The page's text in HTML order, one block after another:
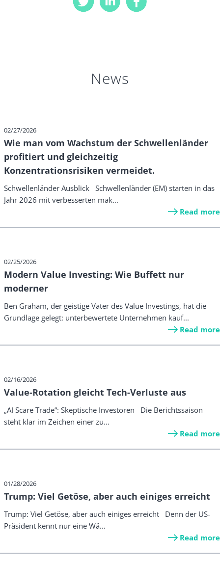
News
02/27/2026
Wie man vom Wachstum der Schwellenländer
profitiert und gleichzeitig
Konzentrationsrisiken vermeidet.
Schwellenländer Ausblick Schwellenländer (EM) starten in das
Jahr 2026 mit verbesserten mak...
Read more
02/25/2026
Modern Value Investing: Wie Buffett nur
moderner
Ben Graham, der geistige Vater des Value Investings, hat die
Grundlage gelegt: unterbewertete Unternehmen kauf...
Read more
02/16/2026
Value-Rotation gleicht Tech-Verluste aus
„AI Scare Trade“: Skeptische Investoren Die Berichtssaison
steht klar im Zeichen einer zu...
Read more
01/28/2026
Trump: Viel Getöse, aber auch einiges erreicht
Trump: Viel Getöse, aber auch einiges erreicht Denn der US-
Präsident kennt nur eine Wä...
Read more